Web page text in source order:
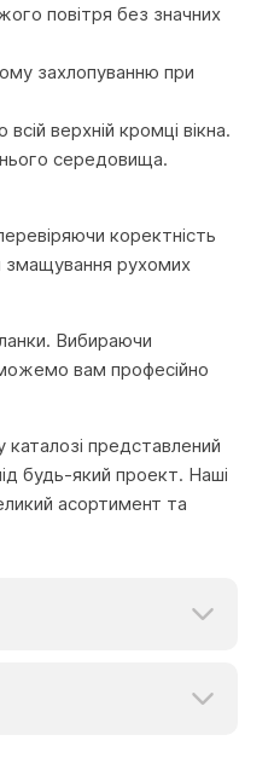
повітря без значних
захлопуванню при
верхній кромці вікна.
середовища.
коректність
змащування рухомих
Вибираючи
вам професійно
представлений
будь-який проект. Наші
асортимент та